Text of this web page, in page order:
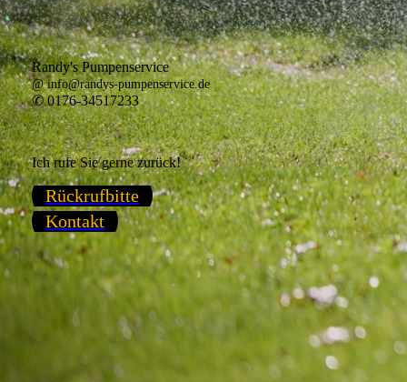
Randy's Pumpenservice
@ info@randys-pumpenservice.de
✆ 0176-34517233
Ich rufe Sie gerne zurück!
Rückrufbitte
Kontakt